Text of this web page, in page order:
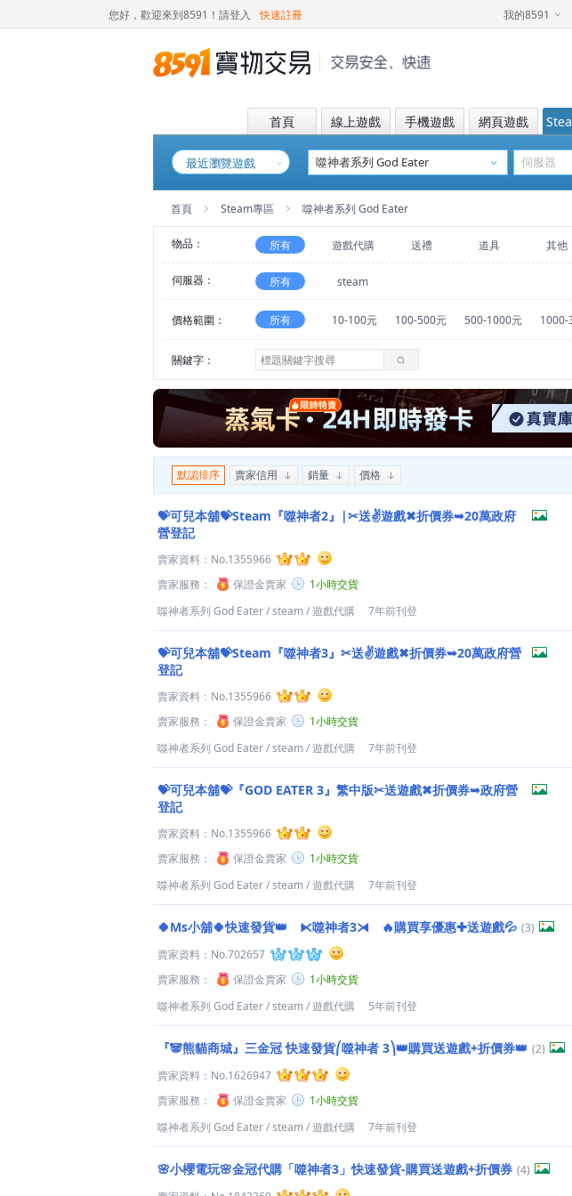
您好，歡迎來到8591！ 請登入 快速註冊 我的8591
首頁 線上遊戲 手機遊戲 網頁遊戲
最近瀏覽遊戲
首頁 Steam專區 噬神者系列 God Eater
物品： 所有 遊戲代購 送禮 道具 其他
伺服器： 所有 steam
價格範圍： 所有 10-100元 100-500元 500-1000元 1000-
關鍵字：
默認排序 賣家信用 銷量 價格
💝可兒本舖💝Steam『噬神者2』|✂送✌遊戲✖折價券➥20萬政府
營登記
賣家資料： No.1355966
賣家服務：
保證金賣家
1小時交貨
噬神者系列 God Eater/steam/遊戲代購 7年前刊登
💝可兒本舖💝Steam『噬神者3』✂送✌遊戲✖折價券➥20萬政府營
登記
賣家資料： No.1355966
賣家服務：
保證金賣家
1小時交貨
噬神者系列 God Eater/steam/遊戲代購 7年前刊登
💝可兒本舖💝『GOD EATER 3』繁中版✂送遊戲✖折價券➥政府營
登記
賣家資料： No.1355966
賣家服務：
保證金賣家
1小時交貨
噬神者系列 God Eater/steam/遊戲代購 7年前刊登
🍀Ms小舖🍀快速發貨👑 ⧔噬神者3⧕ 🔥購買享優惠✚送遊戲💦 (3)
賣家資料： No.702657
賣家服務：
保證金賣家
1小時交貨
噬神者系列 God Eater/steam/遊戲代購 5年前刊登
『🐼熊貓商城』三金冠 快速發貨⎛噬神者 3⎞👑購買送遊戲+折價券👑 (2)
賣家資料： No.1626947
賣家服務：
保證金賣家
1小時交貨
噬神者系列 God Eater/steam/遊戲代購 7年前刊登
🌸小櫻電玩🌸金冠代購「噬神者3」快速發貨-購買送遊戲+折價券 (4)